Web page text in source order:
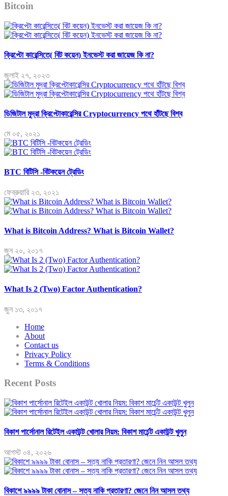
Bitcoin
ক্রিপ্টো কারেন্সিতে( বিট কয়েন) ইনভেস্ট করা জায়েজ কি না?
জুলাই ২৭, ২০২৩
ডিজিটাল মুদ্রা ক্রিপ্টোকারেন্সির Cryptocurrency পথে হাঁটছে বিশ্ব
মে ০৫, ২০২১
BTC বিটিসি -বিটকয়েন ট্রেডিং
ফেব্রুয়ারি ২৩, ২০২১
What is Bitcoin Address? What is Bitcoin Wallet?
জুন ২০, ২০১৭
What Is 2 (Two) Factor Authentication?
জুন ১৩, ২০১৭
Home
About
Contact us
Privacy Policy
Terms & Conditions
Recent Posts
বিকাশ পার্সোনাল রিটেইল একাউন্ট খোলার নিয়ম: বিকাশ মার্চেন্ট একাউন্ট খুলুন
আগস্ট ০৪, ২০২৬
বিকাশে ৯৯৯৯ টাকা বোনাস – সত্য নাকি প্রতারণা? জেনে নিন আসল তথ্য